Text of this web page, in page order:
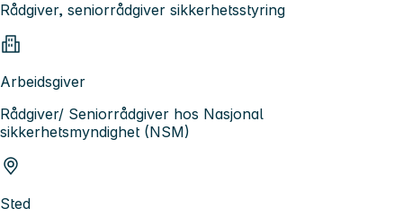
Rådgiver, seniorrådgiver sikkerhetsstyring
Arbeidsgiver
Rådgiver/ Seniorrådgiver hos Nasjonal
sikkerhetsmyndighet (NSM)
Sted